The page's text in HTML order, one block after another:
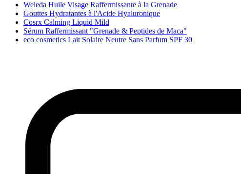
Weleda Huile Visage Raffermissante à la Grenade
Gouttes Hydratantes à l'Acide Hyaluronique
Cosrx Calming Liquid Mild
Sérum Raffermissant "Grenade & Peptides de Maca"
eco cosmetics Lait Solaire Neutre Sans Parfum SPF 30